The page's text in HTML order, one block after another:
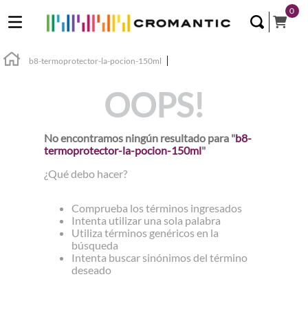
0
b8-termoprotector-la-pocion-150ml
OOPS!
No encontramos ningún resultado para "b8-
termoprotector-la-pocion-150ml"
¿Qué debo hacer?
Comprueba los términos ingresados
Intenta utilizar una sola palabra
Utiliza términos genéricos en la
búsqueda
Intenta buscar sinónimos del término
deseado